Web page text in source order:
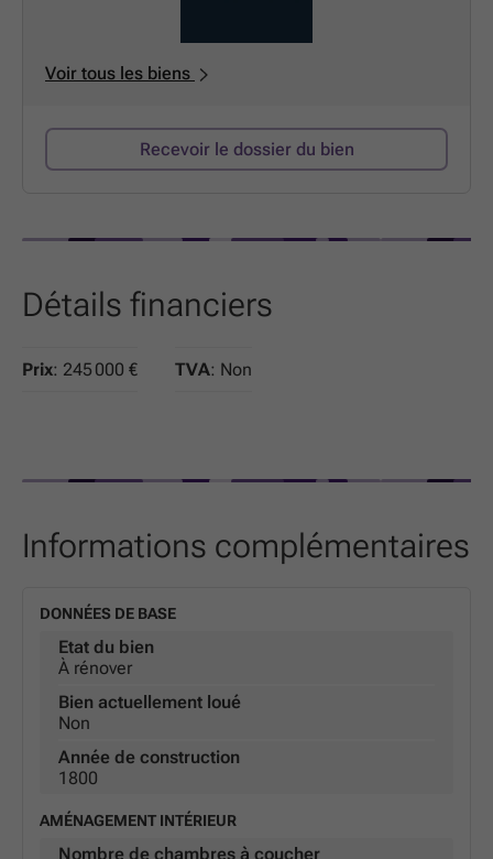
individuels.
vous séduire par sa situation idéale !
Pour plus de renseignements ou une visite :
Voir tous les biens
Recevoir le dossier du bien
Détails financiers
Prix: 245 000 € TVA: Non
Informations complémentaires
DONNÉES DE BASE
Etat du bien
À rénover
Bien actuellement loué
Non
Année de construction
1800
AMÉNAGEMENT INTÉRIEUR
Nombre de chambres à coucher